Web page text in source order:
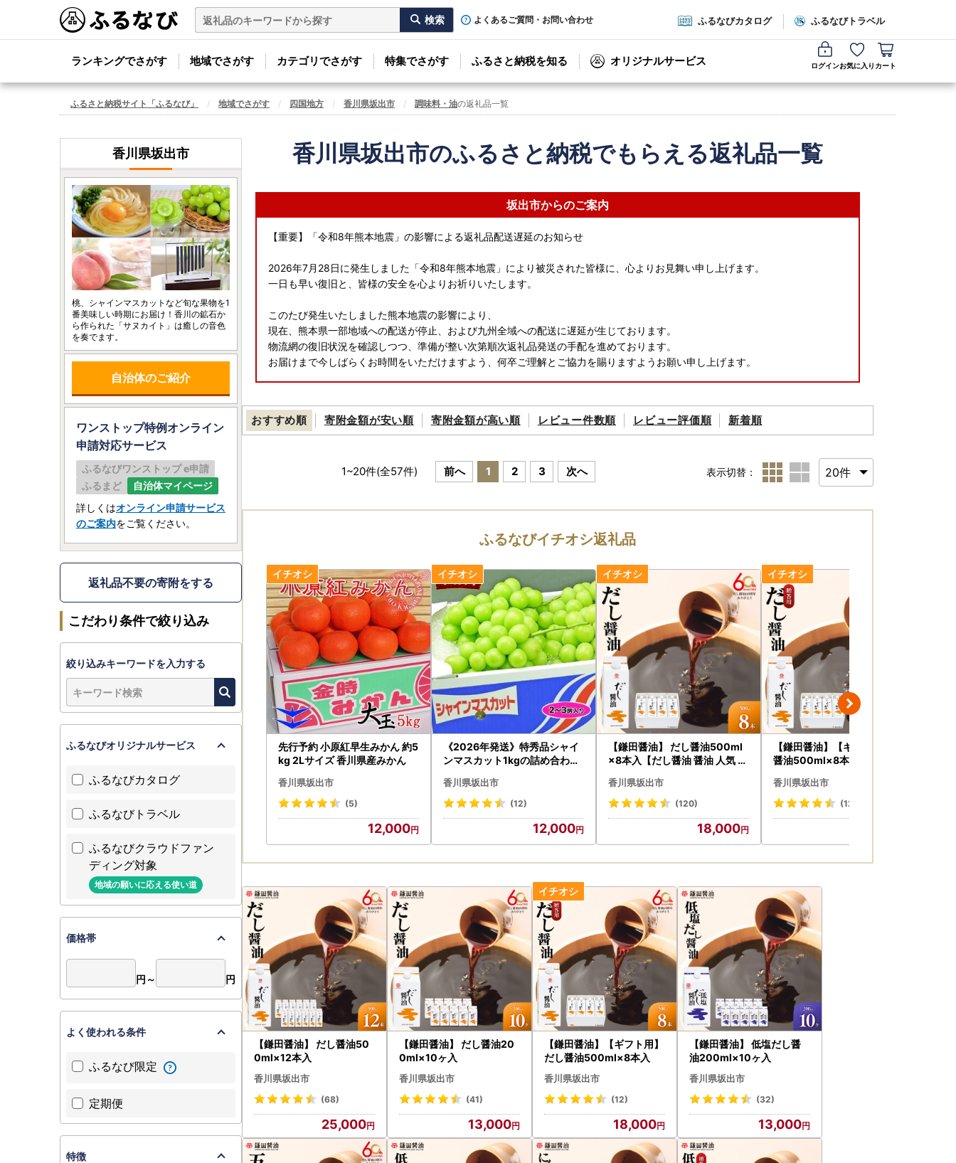
よくあるご質問・お問い合わせ ふるなびカタログ ふるなびトラベル
ランキングでさがす 地域でさがす カテゴリでさがす 特集でさがす ふるさと納税を知る オリジナルサービス ログインお気に入り カート
ふるさと納税サイト「ふるなび」 地域でさがす 四国地方 香川県坂出市 調味料・油の返礼品一覧
香川県坂出市のふるさと納税でもらえる返礼品一覧
坂出市からのご案内
【重要】「令和8年熊本地震」の影響による返礼品配送遅延のお知らせ
2026年7月28日に発生しました「令和8年熊本地震」により被災された皆様に、心よりお見舞い申し上げます。
一日も早い復旧と、皆様の安全を心よりお祈りいたします。
このたび発生いたしました熊本地震の影響により、
現在、熊本県一部地域への配送が停止、および九州全域への配送に遅延が生じております。
物流網の復旧状況を確認しつつ、準備が整い次第順次返礼品発送の手配を進めております。
お届けまで今しばらくお時間をいただけますよう、何卒ご理解とご協力を賜りますようお願い申し上げます。
おすすめ順 寄附金額が安い順 寄附金額が高い順 レビュー件数順 レビュー評価順 新着順
1~20件(全57件) 前へ 1 2 3 次へ 表示切替：
ふるなびイチオシ返礼品
先行予約 小原紅早生みかん 約5
kg 2Lサイズ 香川県産みかん
香川県坂出市
(5)
12,000
《2026年発送》特秀品シャイ
ンマスカット1kgの詰め合わせ
香川県坂出市
(12)
12,000
【鎌田醤油】 だし醤油500ml
×8本入【だし醤油 醤油 人気 お
AE1022】
香川県坂出市
(120)
18,000
【鎌田醤油】【ギフト用】だし
醤油500ml×8本入
香川県坂出市
(12)
【鎌田醤油】 だし醤油50
0ml×12本入
香川県坂出市
(68)
25,000
【鎌田醤油】 だし醤油20
0ml×10ヶ入
香川県坂出市
(41)
13,000
【鎌田醤油】【ギフト用】
だし醤油500ml×8本入
香川県坂出市
(12)
18,000
【鎌田醤油】 低塩だし醤
油200ml×10ヶ入
香川県坂出市
(32)
13,000
香川県坂出市
桃、シャインマスカットなど旬な果物を1
番美味しい時期にお届け！香川の鉱石か
ら作られた「サヌカイト」は癒しの音色
を奏でます。
自治体のご紹介
ワンストップ特例オンライン
申請対応サービス
ふるなびワンストップ e申請
ふるまど
自治体マイページ
詳しくはオンライン申請サービス
のご案内をご覧ください。
返礼品不要の寄附をする
こだわり条件で絞り込み
絞り込みキーワードを入力する
ふるなびオリジナルサービス
ふるなびカタログ
ふるなびトラベル
ふるなびクラウドファン
ディング対象
地域の願いに応える使い道
価格帯
円～ 円
よく使われる条件
ふるなび限定
定期便
特徴